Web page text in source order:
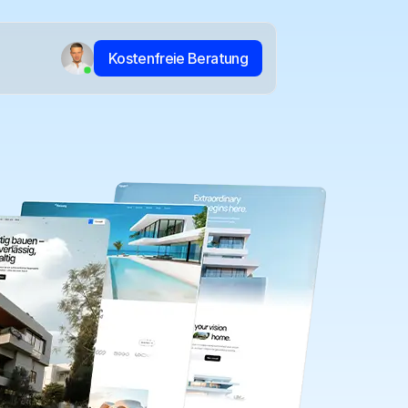
Kostenfreie Beratung
Kostenfreie Beratung